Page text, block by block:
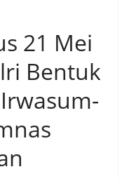
21 Mei
Bentuk